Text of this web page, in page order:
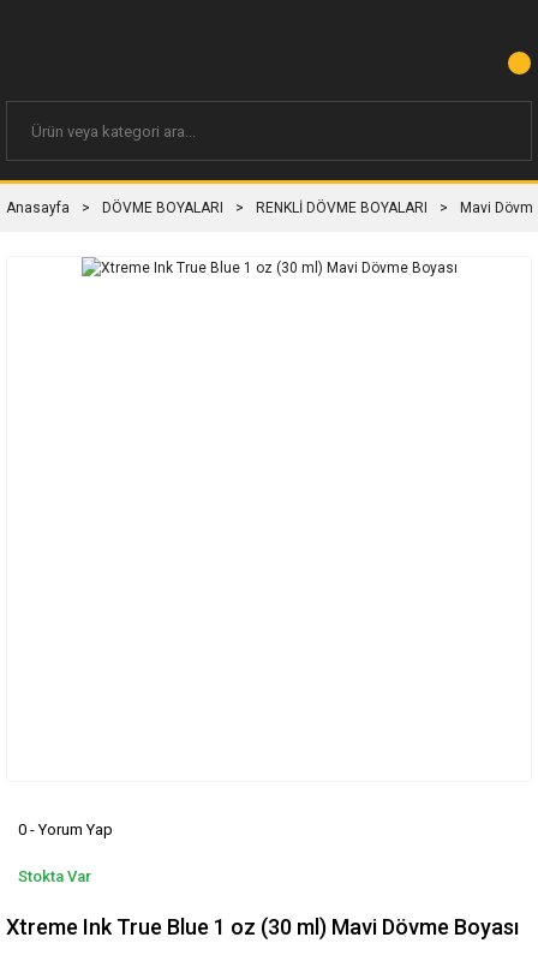
Anasayfa DÖVME BOYALARI RENKLİ DÖVME BOYALARI Mavi
0 - Yorum Yap
Stokta Var
Xtreme Ink True Blue 1 oz (30 ml) Mavi Dövme Boyası